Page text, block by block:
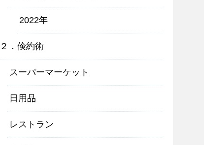
2022年
２．倹約術
スーパーマーケット
日用品
レストラン